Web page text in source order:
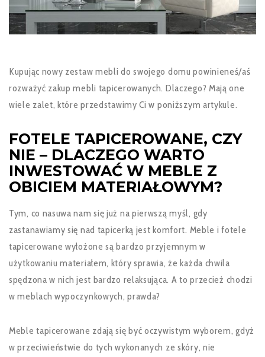
Kupując nowy zestaw mebli do swojego domu powinieneś/aś
rozważyć zakup mebli tapicerowanych. Dlaczego? Mają one
wiele zalet, które przedstawimy Ci w poniższym artykule.
FOTELE TAPICEROWANE, CZY
NIE – DLACZEGO WARTO
INWESTOWAĆ W MEBLE Z
OBICIEM MATERIAŁOWYM?
Tym, co nasuwa nam się już na pierwszą myśl, gdy
zastanawiamy się nad tapicerką jest komfort. Meble i fotele
tapicerowane wyłożone są bardzo przyjemnym w
użytkowaniu materiałem, który sprawia, że każda chwila
spędzona w nich jest bardzo relaksująca. A to przecież chodzi
w meblach wypoczynkowych, prawda?
Meble tapicerowane zdają się być oczywistym wyborem, gdyż
w przeciwieństwie do tych wykonanych ze skóry, nie